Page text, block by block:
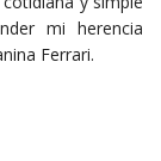
mi herencia
Ferrari.